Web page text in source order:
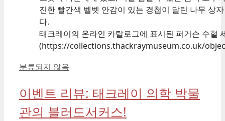
태크레이의 온라인 카탈로그에 표시된 퍼거슨 수혈
(https://collections.thackraymuseum.co.uk/
Categories
분류되지 않음
이벤트 리뷰: 태크레이 의학 박물
관의 블러드서커스!